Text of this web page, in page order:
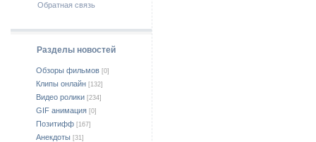
Обратная связь
Разделы новостей
Обзоры фильмов [0]
Клипы онлайн [132]
Видео ролики [234]
GIF анимация [0]
Позитифф [167]
Анекдоты [31]